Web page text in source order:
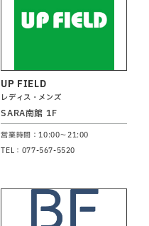
UP FIELD
レディス・メンズ
SARA南館 1F
営業時間：10:00～21:00
TEL：077-567-5520